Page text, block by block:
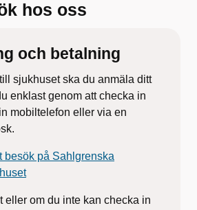
hos oss
och betalning
sjukhuset ska du anmäla ditt
enklast genom att checka in
mobiltelefon eller via en
besök på Sahlgrenska
eller om du inte kan checka in